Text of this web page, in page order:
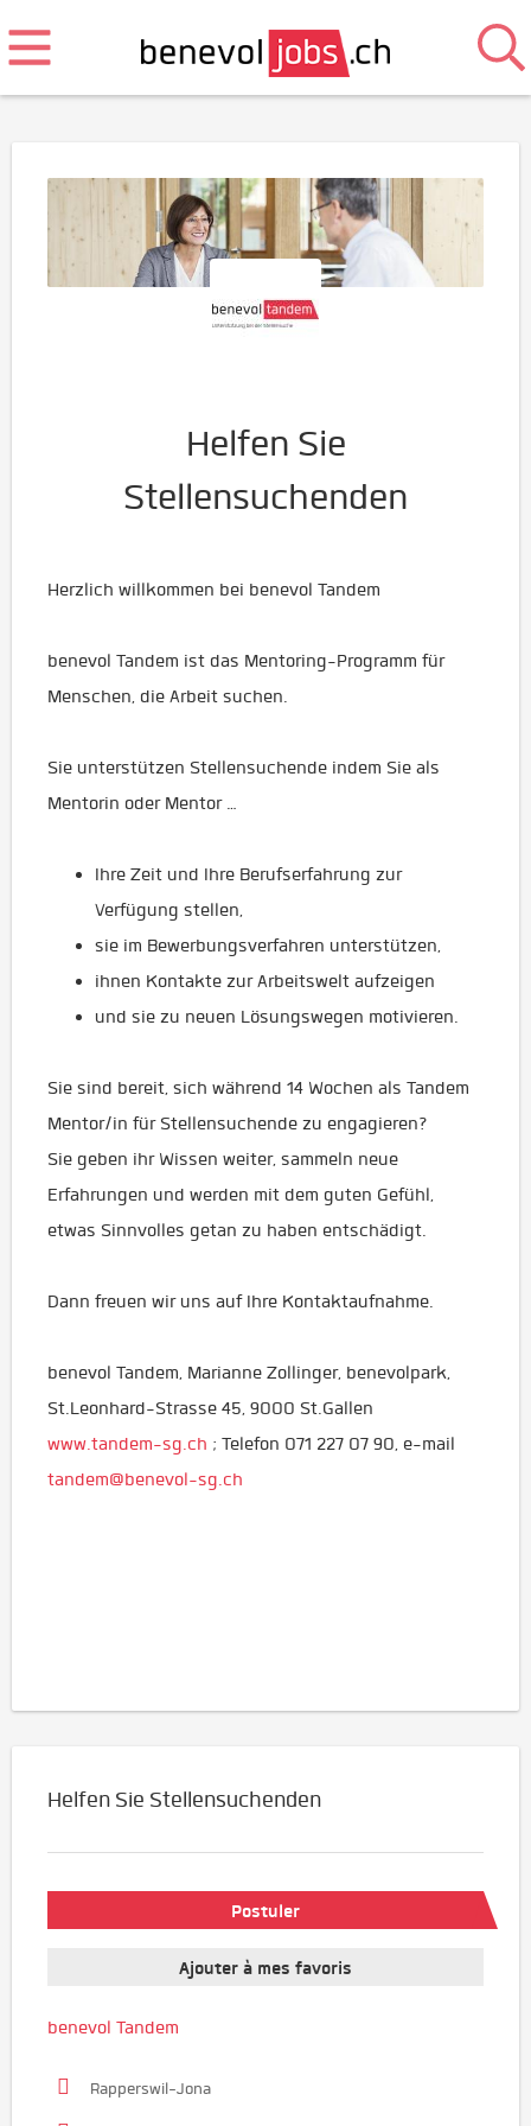
Helfen Sie
Stellensuchenden
Herzlich willkommen bei benevol Tandem
benevol Tandem ist das Mentoring-Programm für
Menschen, die Arbeit suchen.
Sie unterstützen Stellensuchende indem Sie als
Mentorin oder Mentor …
Ihre Zeit und Ihre Berufserfahrung zur
Verfügung stellen,
sie im Bewerbungsverfahren unterstützen,
ihnen Kontakte zur Arbeitswelt aufzeigen
und sie zu neuen Lösungswegen motivieren.
Sie sind bereit, sich während 14 Wochen als Tandem
Mentor/in für Stellensuchende zu engagieren?
Sie geben ihr Wissen weiter, sammeln neue
Erfahrungen und werden mit dem guten Gefühl,
etwas Sinnvolles getan zu haben entschädigt.
Dann freuen wir uns auf Ihre Kontaktaufnahme.
benevol Tandem, Marianne Zollinger, benevolpark,
St.Leonhard-Strasse 45, 9000 St.Gallen
www.tandem-sg.ch ; Telefon 071 227 07 90, e-mail
tandem@benevol-sg.ch
Helfen Sie Stellensuchenden
Postuler
Ajouter à mes favoris
benevol Tandem
Rapperswil-Jona